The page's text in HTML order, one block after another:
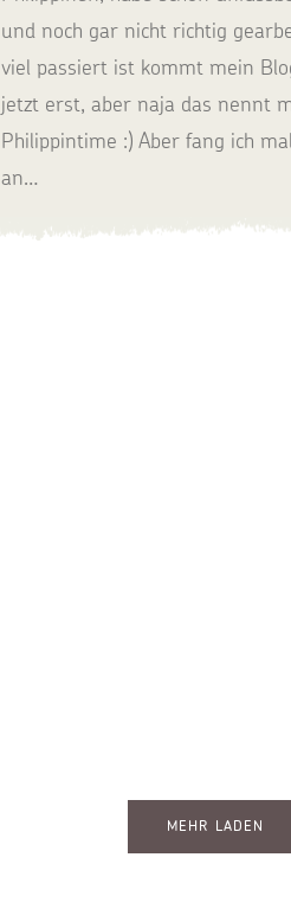
und noch gar nicht richtig
viel passiert ist kommt mein
jetzt erst, aber naja das nennt
Philippintime :) Aber fang ich
an…
MEHR LADEN